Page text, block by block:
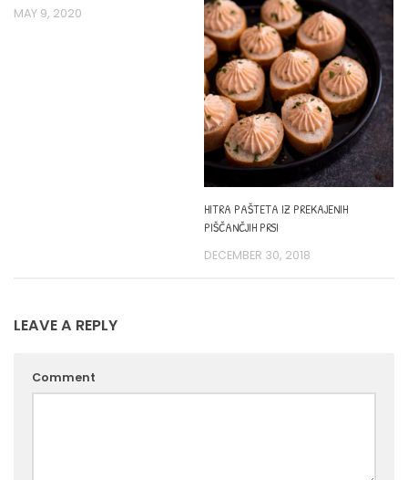
MAY 9, 2020
HITRA PAŠTETA IZ PREKAJENIH
PIŠČANČJIH PRSI
DECEMBER 30, 2018
LEAVE A REPLY
Comment